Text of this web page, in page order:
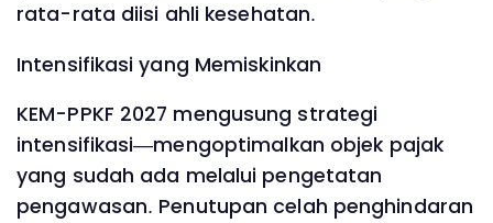
rata-rata diisi ahli kesehatan.
Intensifikasi yang Memiskinkan
KEM-PPKF 2027 mengusung strategi
intensifikasi—mengoptimalkan objek pajak
yang sudah ada melalui pengetatan
pengawasan. Penutupan celah penghindaran